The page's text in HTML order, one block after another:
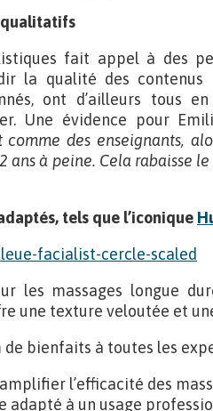
qualitatifs
fait appel à des
la qualité des contenus
ont d’ailleurs tous
Une évidence pour
des enseignants,
ans à peine. Cela rabaisse
tels que l’iconique
les massages longue
une texture veloutée et
bienfaits à toutes les
l’efficacité des
adapté à un usage